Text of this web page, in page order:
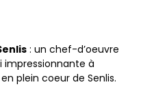
: un chef-d’oeuvre
impressionnante à
plein coeur de Senlis.